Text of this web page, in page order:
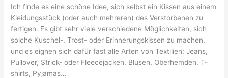
Ich finde es eine schöne Idee, sich selbst ein Kissen aus einem
Kleidungsstück (oder auch mehreren) des Verstorbenen zu
fertigen. Es gibt sehr viele verschiedene Möglichkeiten, sich
solche Kuschel-, Trost- oder Erinnerungskissen zu machen,
und es eignen sich dafür fast alle Arten von Textilien: Jeans,
Pullover, Strick- oder Fleecejacken, Blusen, Oberhemden, T-
shirts, Pyjamas…